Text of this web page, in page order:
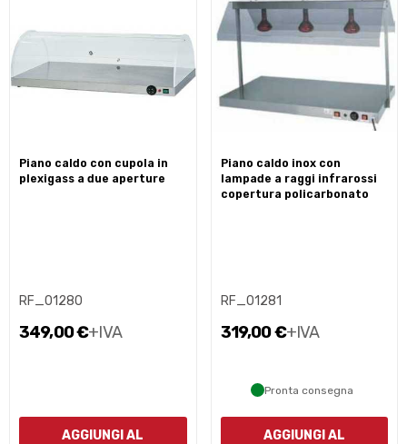
piano caldo con cupola in
plexigass a due aperture
RF_01280
349,00 €+IVA
AGGIUNGI AL
piano caldo inox con
lampade a raggi infrarossi
copertura policarbonato
RF_01281
319,00 €+IVA
Pronta consegna
AGGIUNGI AL